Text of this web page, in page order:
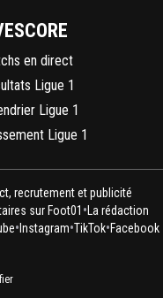
en direct
Ligue 1
Ligue 1
Ligue 1
recrutement et publicité
sur Foot01 • La rédaction
• Instagram•TikTok•Facebook